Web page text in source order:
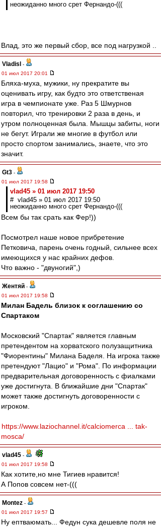
неожиданно много срет Фернандо-(((
Влад, это же первый сбор, все под нагрузкой ..
Vladisl
-
01 июл 2017 20:01
Бляха-муха, мужики, ну прекратите вы
оценивать игру, как будто это ответственая
игра в чемпионате уже. Раз 5 Шмурнов
повторил, что тренировки 2 раза в день, и
утром полноценная была. Мышцы забиты, ноги
не бегут. Играли же многие в футбол или
просто спортом занимались, знаете, что это
значит.
Gt3 -
01 июл 2017 19:58
vlad45 » 01 июл 2017 19:50
# vlad45 » 01 июл 2017 19:50
неожиданно много срет Фернандо-(((
Всем бы так срать как Фер!))
Посмотрел наше новое прибретение
Петковича, парень очень годный, сильнее всех
имеющихся у нас крайних дефов.
Что важно - "двуногий",)
Жентяй -
01 июл 2017 19:58
Милан Бадель близок к соглашению со
Спартаком
Московский "Спартак" является главным
претендентом на хорватского полузащитника
"Фиорентины" Милана Баделя. На игрока также
претендуют "Лацио" и "Рома". По информации
предварительная договоренность с фиалками
уже достигнута. В ближайшие дни "Спартак"
может также достигнуть договоренности с
игроком.
https://www.laziochannel.it/calciomerca ... tak-
mosca/
vlad45 -
01 июл 2017 19:58
Как хотите,но мне Тигиев нравится!
А Попов совсем нет-(((
Montez -
01 июл 2017 19:57
Ну ептваюмать... Федун сука дешевле поля не